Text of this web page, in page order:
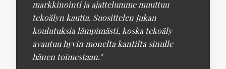
markkinointi ja ajattelumme muuttuu
tekoälyn kautta. Suosittelen Jukan
koulutuksia lämpimästi, koska tekoäly
avautuu hyvin monelta kantilta sinulle
hänen toimestaan."